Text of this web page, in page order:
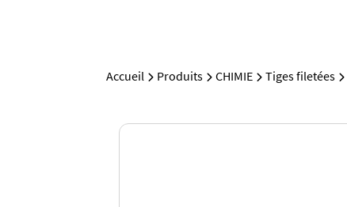
Accueil Produits CHIMIE Tiges filetées